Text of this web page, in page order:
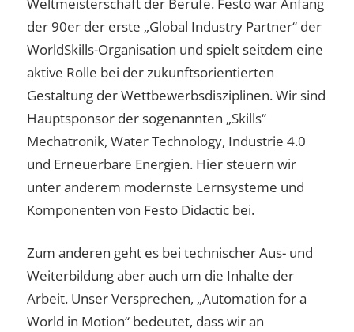
der 90er der erste „Global Industry Partner“ der
WorldSkills-Organisation und spielt seitdem eine
aktive Rolle bei der zukunftsorientierten
Gestaltung der Wettbewerbsdisziplinen. Wir sind
Hauptsponsor der sogenannten „Skills“
Mechatronik, Water Technology, Industrie 4.0
und Erneuerbare Energien. Hier steuern wir
unter anderem modernste Lernsysteme und
Komponenten von Festo Didactic bei.
Zum anderen geht es bei technischer Aus- und
Weiterbildung aber auch um die Inhalte der
Arbeit. Unser Versprechen, „Automation for a
World in Motion“ bedeutet, dass wir an